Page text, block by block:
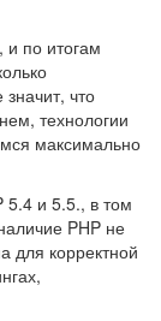
и по итогам
что
технологии
максимально
5.4 и 5.5., в том
PHP не
для корректной